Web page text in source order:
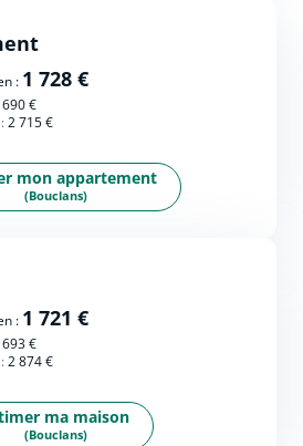
: 1 728 €
690 €
2 715 €
mon appartement
(Bouclans)
: 1 721 €
693 €
2 874 €
ma maison
(Bouclans)